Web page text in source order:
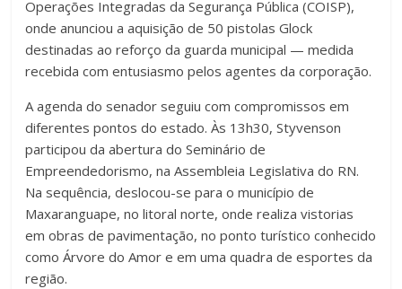
Operações Integradas da Segurança Pública (COISP),
onde anunciou a aquisição de 50 pistolas Glock
destinadas ao reforço da guarda municipal — medida
recebida com entusiasmo pelos agentes da corporação.
A agenda do senador seguiu com compromissos em
diferentes pontos do estado. Às 13h30, Styvenson
participou da abertura do Seminário de
Empreendedorismo, na Assembleia Legislativa do RN.
Na sequência, deslocou-se para o município de
Maxaranguape, no litoral norte, onde realiza vistorias
em obras de pavimentação, no ponto turístico conhecido
como Árvore do Amor e em uma quadra de esportes da
região.